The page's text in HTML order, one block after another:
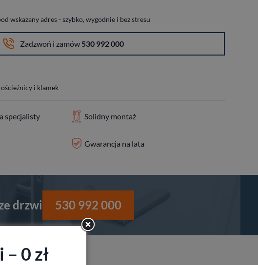
wskazany adres - szybko, wygodnie i bez stresu
Zadzwoń i zamów 530 992 000
i klamek
specjalisty Solidny montaż
Gwarancja na lata
drzwi 530 992 000
0 zł